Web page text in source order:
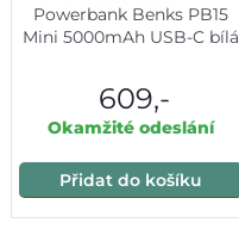
Powerbank Benks PB15
Mini 5000mAh USB-C bílá
609,-
Okamžité odeslání
Přidat do košíku